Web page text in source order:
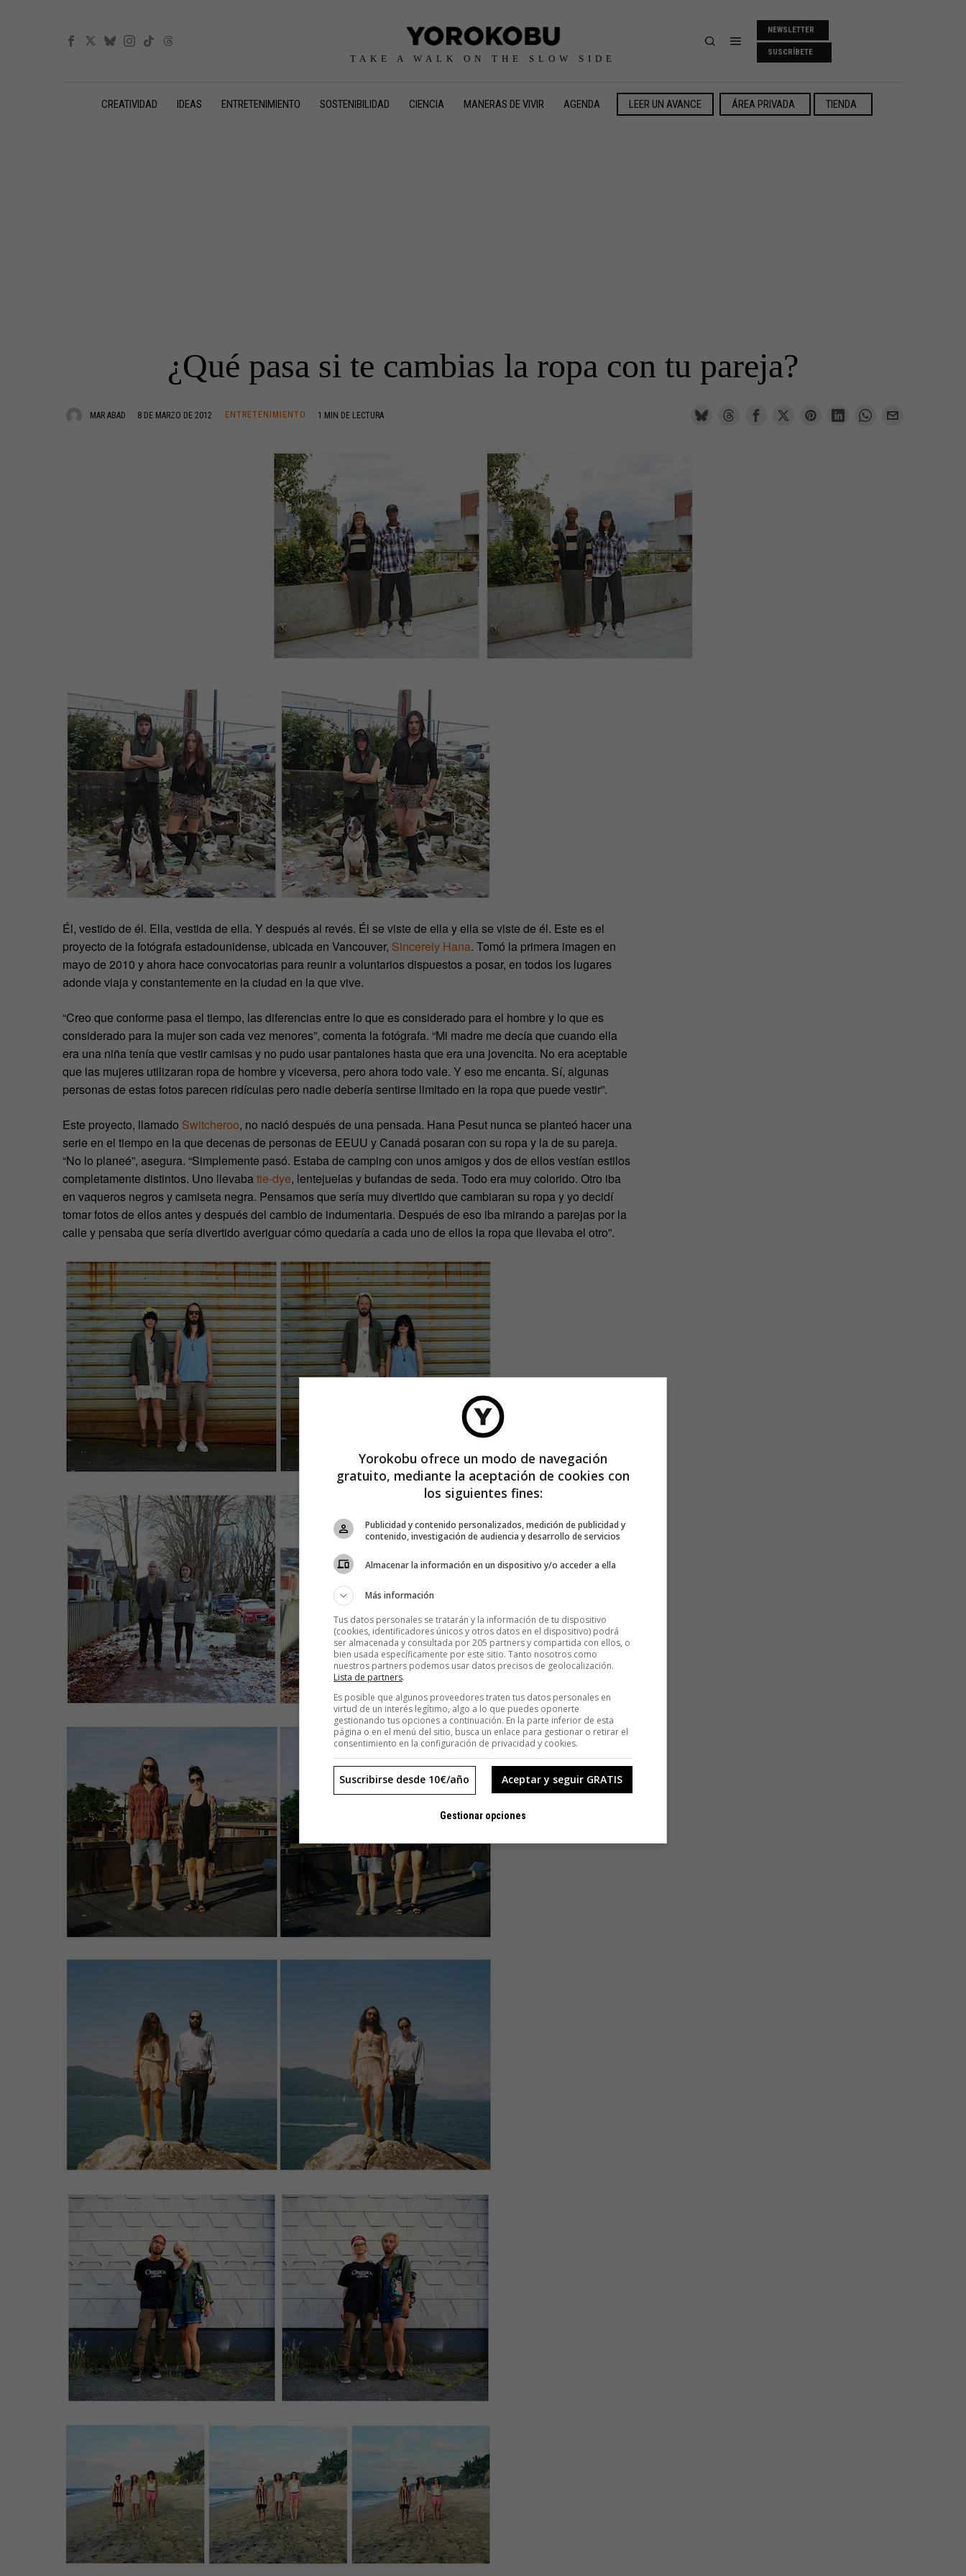
TAKE A WALK ON THE SLOW SIDE
NEWSLETTER
SUSCRÍBETE
CREATIVIDAD IDEAS ENTRETENIMIENTO SOSTENIBILIDAD CIENCIA MANERAS DE VIVIR AGENDA LEER UN AVANCE ÁREA PRIVADA TIENDA
¿Qué pasa si te cambias la ropa con tu pareja?
MAR ABAD 8 DE MARZO DE 2012 ENTRETENIMIENTO 1 MIN DE LECTURA
Él, vestido de él. Ella, vestida de ella. Y después al revés. Él se viste de ella y ella se viste de él. Este es el
proyecto de la fotógrafa estadounidense, ubicada en Vancouver, Sincerely Hana. Tomó la primera imagen en
mayo de 2010 y ahora hace convocatorias para reunir a voluntarios dispuestos a posar, en todos los lugares
adonde viaja y constantemente en la ciudad en la que vive.
“Creo que conforme pasa el tiempo, las diferencias entre lo que es considerado para el hombre y lo que es
considerado para la mujer son cada vez menores”, comenta la fotógrafa. “Mi madre me decía que cuando ella
era una niña tenía que vestir camisas y no pudo usar pantalones hasta que era una jovencita. No era aceptable
que las mujeres utilizaran ropa de hombre y viceversa, pero ahora todo vale. Y eso me encanta. Sí, algunas
personas de estas fotos parecen ridículas pero nadie debería sentirse limitado en la ropa que puede vestir”.
Este proyecto, llamado Switcheroo, no nació después de una pensada. Hana Pesut nunca se planteó hacer una
serie en el tiempo en la que decenas de personas de EEUU y Canadá posaran con su ropa y la de su pareja.
“No lo planeé”, asegura. “Simplemente pasó. Estaba de camping con unos amigos y dos de ellos vestían estilos
completamente distintos. Uno llevaba tie-dye, lentejuelas y bufandas de seda. Todo era muy colorido. Otro iba
en vaqueros negros y camiseta negra. Pensamos que sería muy divertido que cambiaran su ropa y yo decidí
tomar fotos de ellos antes y después del cambio de indumentaria. Después de eso iba mirando a parejas por la
calle y pensaba que sería divertido averiguar cómo quedaría a cada uno de ellos la ropa que llevaba el otro”.
Yorokobu ofrece un modo de navegación
gratuito, mediante la aceptación de cookies con
los siguientes fines:
Publicidad y contenido personalizados, medición de publicidad y
contenido, investigación de audiencia y desarrollo de servicios
Almacenar la información en un dispositivo y/o acceder a ella
Más información
Tus datos personales se tratarán y la información de tu dispositivo
(cookies, identificadores únicos y otros datos en el dispositivo) podrá
ser almacenada y consultada por 205 partners y compartida con ellos, o
bien usada específicamente por este sitio. Tanto nosotros como
nuestros partners podemos usar datos precisos de geolocalización.
Lista de partners.
Es posible que algunos proveedores traten tus datos personales en
virtud de un interés legítimo, algo a lo que puedes oponerte
gestionando tus opciones a continuación. En la parte inferior de esta
página o en el menú del sitio, busca un enlace para gestionar o retirar el
consentimiento en la configuración de privacidad y cookies.
Aceptar y seguir GRATIS
Suscribirse desde 10€/año
Gestionar opciones